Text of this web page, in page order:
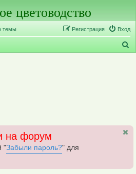
цветоводство
темы Вход
Регистрация
на форум
"Забыли пароль?" для